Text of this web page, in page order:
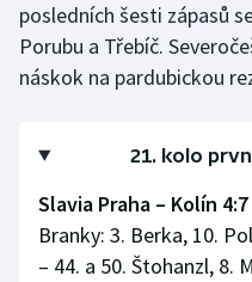
posledních šesti zápasů
Porubu a Třebíč.
náskok na pardubickou
21. kolo
Slavia Praha – Kolín
Branky: 3. Berka, 10.
– 44. a 50. Štohanzl, 8.